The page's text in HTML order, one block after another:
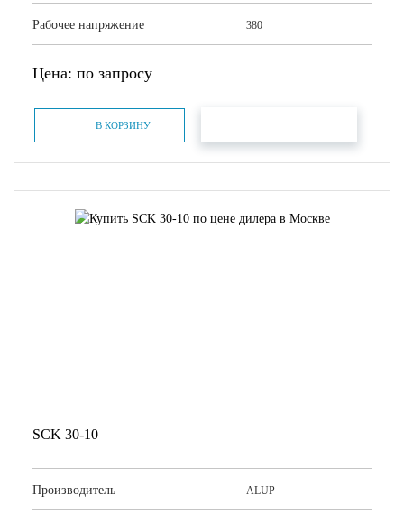
Рабочее напряжение 380
Цена: по запросу
В КОРЗИНУ
SCK 30-10
Производитель ALUP